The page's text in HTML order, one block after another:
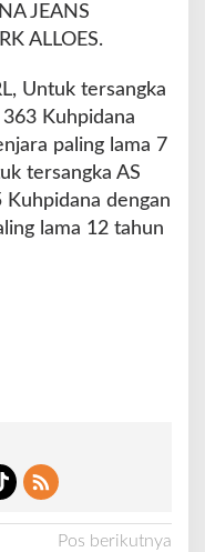
JEANS
ALLOES.
Untuk tersangka
Kuhpidana
paling lama 7
tersangka AS
dengan
lama 12 tahun
Pos berikutnya